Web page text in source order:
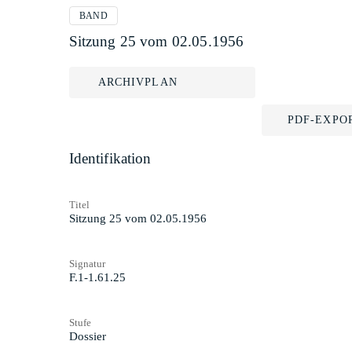
BAND
Sitzung 25 vom 02.05.1956
ARCHIVPLAN
PDF-
Identifikation
Titel
Sitzung 25 vom 02.05.1956
Signatur
F.1-1.61.25
Stufe
Dossier